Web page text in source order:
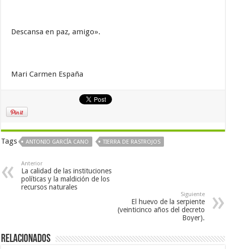
Descansa en paz, amigo».
Mari Carmen España
Tags ANTONIO GARCÍA CANO TIERRA DE RASTROJOS
Anterior
La calidad de las instituciones
políticas y la maldición de los
recursos naturales
Siguiente
El huevo de la serpiente
(veinticinco años del decreto
Boyer).
Relacionados